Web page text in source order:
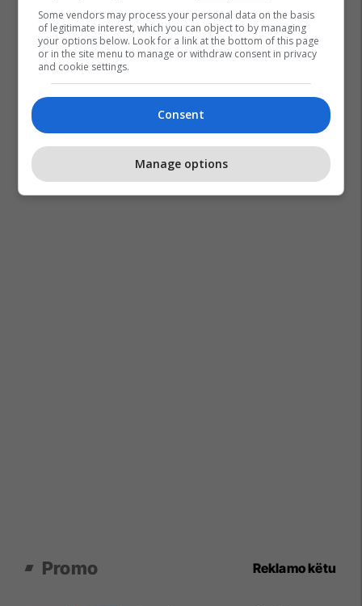
Tayna
Promo Reklamo këtu
Some vendors may process your personal data on the basis
of legitimate interest, which you can object to by managing
your options below. Look for a link at the bottom of this page
or in the site menu to manage or withdraw consent in privacy
and cookie settings.
Consent
Manage options